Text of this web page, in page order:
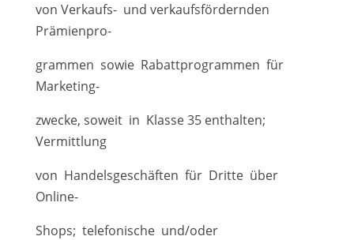
von Verkaufs- und verkaufsfördernden
Prämienpro-
grammen sowie Rabattprogrammen für
Marketing-
zwecke, soweit in Klasse 35 enthalten;
Vermittlung
von Handelsgeschäften für Dritte über
Online-
Shops; telefonische und/oder